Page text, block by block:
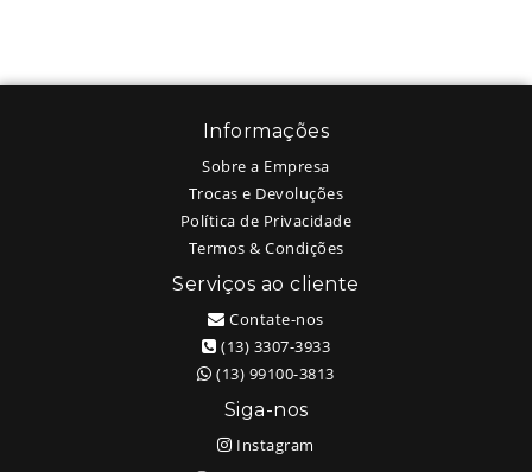
Informações
Sobre a Empresa
Trocas e Devoluções
Política de Privacidade
Termos & Condições
Serviços ao cliente
Contate-nos
(13) 3307-3933
(13) 99100-3813
Siga-nos
Instagram